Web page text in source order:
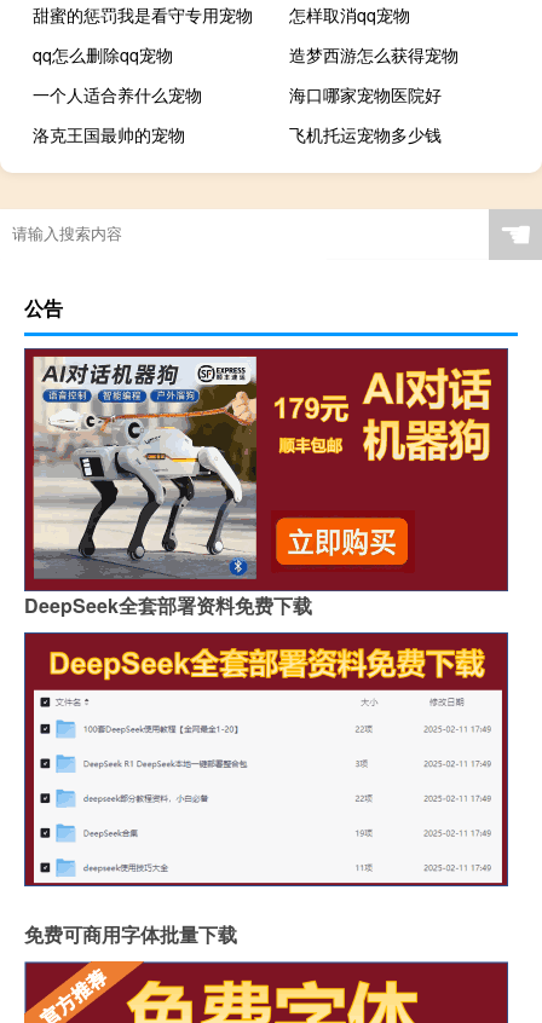
甜蜜的惩罚我是看守专用宠物
怎样取消qq宠物
qq怎么删除qq宠物
造梦西游怎么获得宠物
一个人适合养什么宠物
海口哪家宠物医院好
洛克王国最帅的宠物
飞机托运宠物多少钱
☚
公告
DeepSeek全套部署资料免费下载
免费可商用字体批量下载